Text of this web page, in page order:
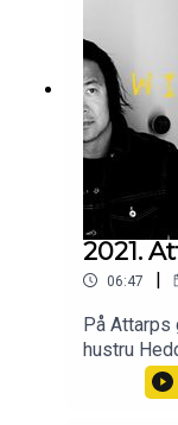
2021.
06:47 |
På Attarps
hustru
Per